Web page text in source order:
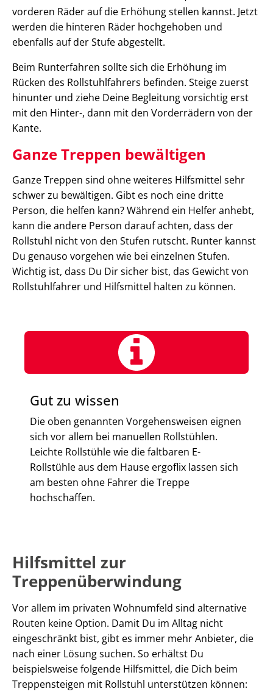
vorderen Räder auf die Erhöhung stellen kannst. Jetzt
werden die hinteren Räder hochgehoben und
ebenfalls auf der Stufe abgestellt.
Beim Runterfahren sollte sich die Erhöhung im
Rücken des Rollstuhlfahrers befinden. Steige zuerst
hinunter und ziehe Deine Begleitung vorsichtig erst
mit den Hinter-, dann mit den Vorderrädern von der
Kante.
Ganze Treppen bewältigen
Ganze Treppen sind ohne weiteres Hilfsmittel sehr
schwer zu bewältigen. Gibt es noch eine dritte
Person, die helfen kann? Während ein Helfer anhebt,
kann die andere Person darauf achten, dass der
Rollstuhl nicht von den Stufen rutscht. Runter kannst
Du genauso vorgehen wie bei einzelnen Stufen.
Wichtig ist, dass Du Dir sicher bist, das Gewicht von
Rollstuhlfahrer und Hilfsmittel halten zu können.
Gut zu wissen
Die oben genannten Vorgehensweisen eignen
sich vor allem bei manuellen Rollstühlen.
Leichte Rollstühle wie die faltbaren E-
Rollstühle aus dem Hause ergoflix lassen sich
am besten ohne Fahrer die Treppe
hochschaffen.
Hilfsmittel zur
Treppenüberwindung
Vor allem im privaten Wohnumfeld sind alternative
Routen keine Option. Damit Du im Alltag nicht
eingeschränkt bist, gibt es immer mehr Anbieter, die
nach einer Lösung suchen. So erhältst Du
beispielsweise folgende Hilfsmittel, die Dich beim
Treppensteigen mit Rollstuhl unterstützen können: